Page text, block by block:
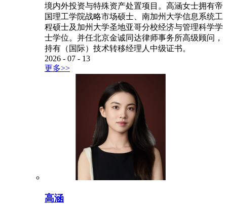
境内外投资与特殊资产处置项目。高涵女士拥有帝
国理工学院战略市场硕士、南加州大学信息系统工
程硕士及加州大学圣地亚哥分校经济与管理科学学
士学位。并任北京金诚同达律师事务所高级顾问，
持有（国际）技术转移经理人中级证书。
2026 - 07 - 13
更多>>
高涵